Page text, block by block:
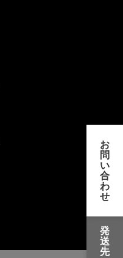
お
問
い
合
わ
せ
発
送
先